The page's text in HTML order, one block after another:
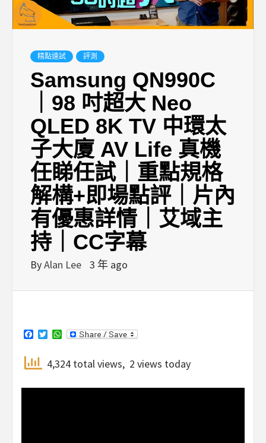
精點速試 評測
Samsung QN990C
｜98 吋超大 Neo
QLED 8K TV 中環太
子大廈 AV Life 真機
任睇任試｜重點規格
解構+即場點評｜片內
有優惠詳情｜艾域主
持｜CC字幕
ByAlan Lee 3 年 ago
Facebook
TwitterWhatsApp
4,324 total views, 2 views today